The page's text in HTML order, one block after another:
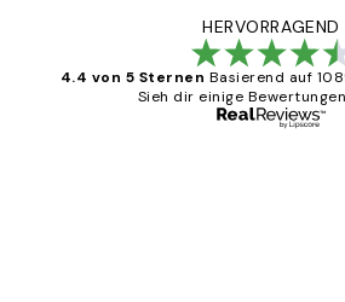
HERVORRAGEND
4.4 von 5 Sternen Basierend auf
Sieh dir einige